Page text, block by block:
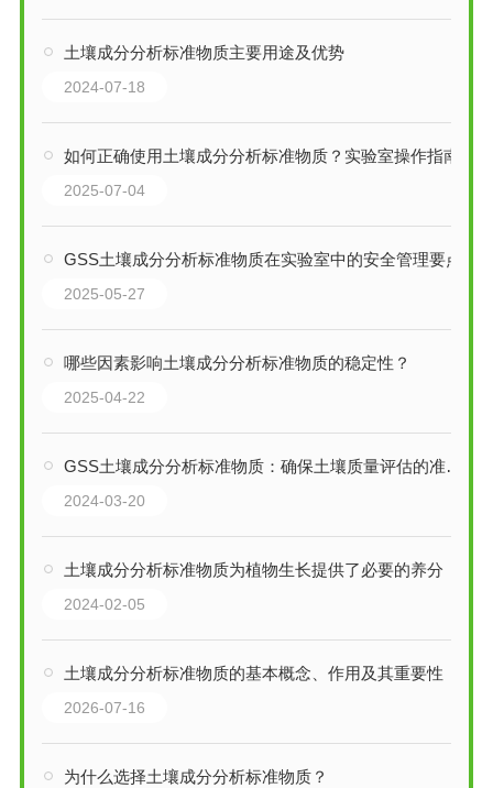
土壤成分分析标准物质主要用途及优势
2024-07-18
如何正确使用土壤成分分析标准物质？实验室操作指南
2025-07-04
GSS土壤成分分析标准物质在实验室中的安全管理要点
2025-05-27
哪些因素影响土壤成分分析标准物质的稳定性？
2025-04-22
GSS土壤成分分析标准物质：确保土壤质量评估的准确性
2024-03-20
土壤成分分析标准物质为植物生长提供了必要的养分
2024-02-05
土壤成分分析标准物质的基本概念、作用及其重要性
2026-07-16
为什么选择土壤成分分析标准物质？